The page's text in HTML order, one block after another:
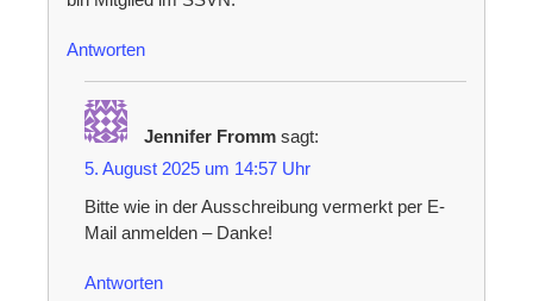
Antworten
Jennifer Fromm sagt:
5. August 2025 um 14:57 Uhr
Bitte wie in der Ausschreibung vermerkt per E-
Mail anmelden – Danke!
Antworten